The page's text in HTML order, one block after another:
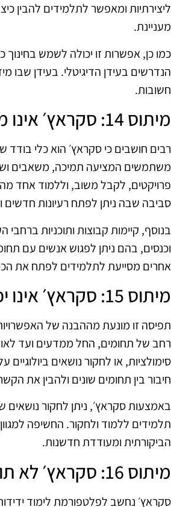
ליצירתיות ומאפשר לתלמידים להבין
מעניינת.
כמו כן, אפשרות זו יכולה לשמש בחינוך
הנדרשים בעידן הדיגיטלי. בעידן שבו
חשובות.
מיתוס 14: סקראץ׳ אינו מספק תמיכה קהילתית
רבים חושבים כי סקראץ׳ הוא כלי
משתמשים המציעה תמיכה, משאבים
פרויקטים, לקבל משוב, וללמוד אחד
סביבה שבה ניתן לפתח רעיונות חדשים
בנוסף, קיימות קבוצות ותוכניות
וכנסים, בהם ניתן לפגוש אנשים עם
אחרים מסייעת לתלמידים לפתח את
מיתוס 15: סקראץ׳ אינו יכול להיות כלי למידה חוצה תחומים
תפיסה זו מונעת מההבנה של
רחב של תחומים, החל ממדעים ועד
סימולציות, או לחקור נושאים
חיבור בין תחומים שונים ולהבין את
באמצעות סקראץ׳, ניתן לחקור נושאים
תלמידים ללמוד ולחקור. החשיפה
הביקורתית ומעודדת חדשנות.
מיתוס 16: סקראץ׳ לא תומך בשפות שונות
סקראץ׳ נחשב לפלטפורמת לימוד